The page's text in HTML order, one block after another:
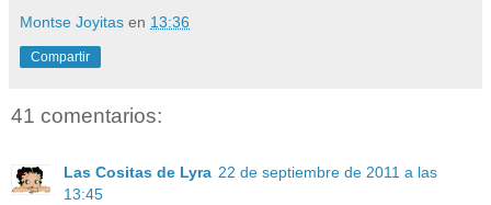
Montse Joyitas en 13:36
Compartir
41 comentarios:
Las Cositas de Lyra 22 de septiembre de 2011 a las
13:45